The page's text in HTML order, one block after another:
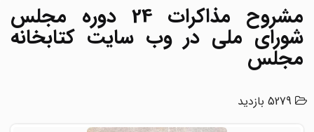
مشروح مذاکرات 24 دوره مجلس
شورای ملی در وب سایت کتابخانه
مجلس
5279 بازدید